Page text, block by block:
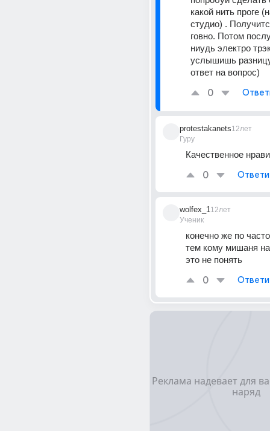
какой нить проге
студио) .
говно. Потом
ниудь электро
услышишь
ответ на вопрос)
0
protestakanets
Гуру
12лет
Качественное
0
wolfex_1
Ученик
12лет
конечно же по
тем кому мишаня
это не понять
0